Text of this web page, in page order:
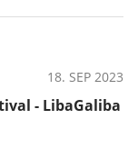
18. SEP 2023
- LibaGaliba